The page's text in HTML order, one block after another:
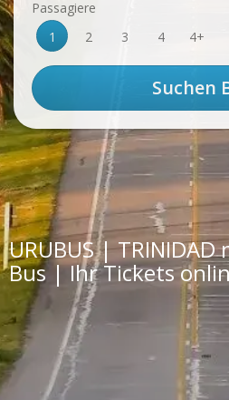
Passagiere
1
2 3 4 4+
URUBUS | TRINIDAD
Bus | Ihr Tickets